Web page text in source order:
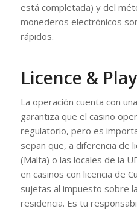
está completada) y del
monederos electrónicos
rápidos.
Licence &
La operación cuenta con
garantiza que el casino
regulatorio, pero es
sepan que, a diferencia de
(Malta) o las locales de la
en casinos con licencia de
sujetas al impuesto sobre
residencia. Es tu